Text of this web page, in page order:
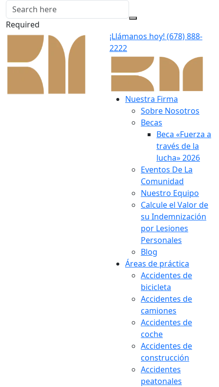
Required
¡Llámanos hoy! (678) 888-
2222
Nuestra Firma
Sobre Nosotros
Becas
Beca «Fuerza a
través de la
lucha» 2026
Eventos De La
Comunidad
Nuestro Equipo
Calcule el Valor de
su Indemnización
por Lesiones
Personales
Blog
Áreas de práctica
Accidentes de
bicicleta
Accidentes de
camiones
Accidentes de
coche
Accidentes de
construcción
Accidentes
peatonales